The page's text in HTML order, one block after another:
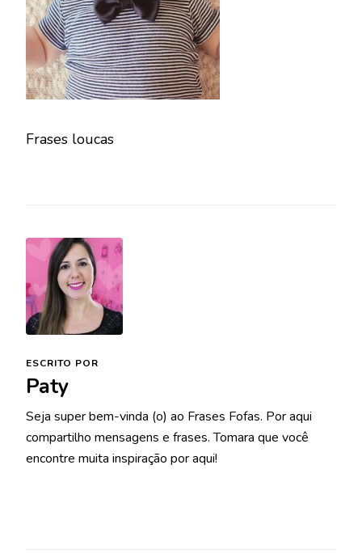
Frases loucas
ESCRITO POR
Paty
Seja super bem-vinda (o) ao Frases Fofas. Por aqui
compartilho mensagens e frases. Tomara que você
encontre muita inspiração por aqui!